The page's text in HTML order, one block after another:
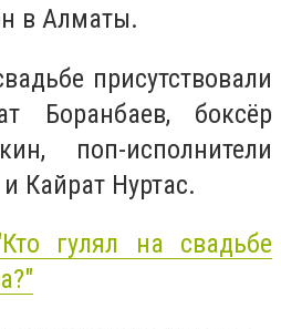
в Алматы.
присутствовали
Боранбаев, боксёр
поп-исполнители
Кайрат Нуртас.
гулял на свадьбе